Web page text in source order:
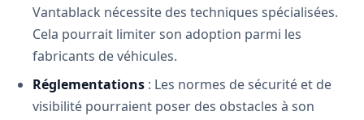
Vantablack nécessite des techniques spécialisées.
Cela pourrait limiter son adoption parmi les
fabricants de véhicules.
Réglementations : Les normes de sécurité et de
visibilité pourraient poser des obstacles à son